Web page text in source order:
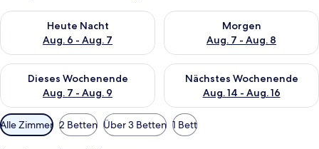
Heute Nacht
Aug. 6 - Aug. 7
Überprüfe die Verfügbarkeit für heute Nacht, Aug. 6 - Aug. 7.
Morgen
Aug. 7 - Aug. 8
Überprüfe die Verfügbarkeit
Dieses Wochenende
Aug. 7 - Aug. 9
Überprüfe die Verfügbarkeit für dieses Wochenende, Aug. 7
Nächstes Wochenende
Aug. 14 - Aug. 16
Überprüfe die Verfügbarkeit
Verfügbare
Filter
Alle Zimmer 2 Betten Über 3 Betten 1 Bett